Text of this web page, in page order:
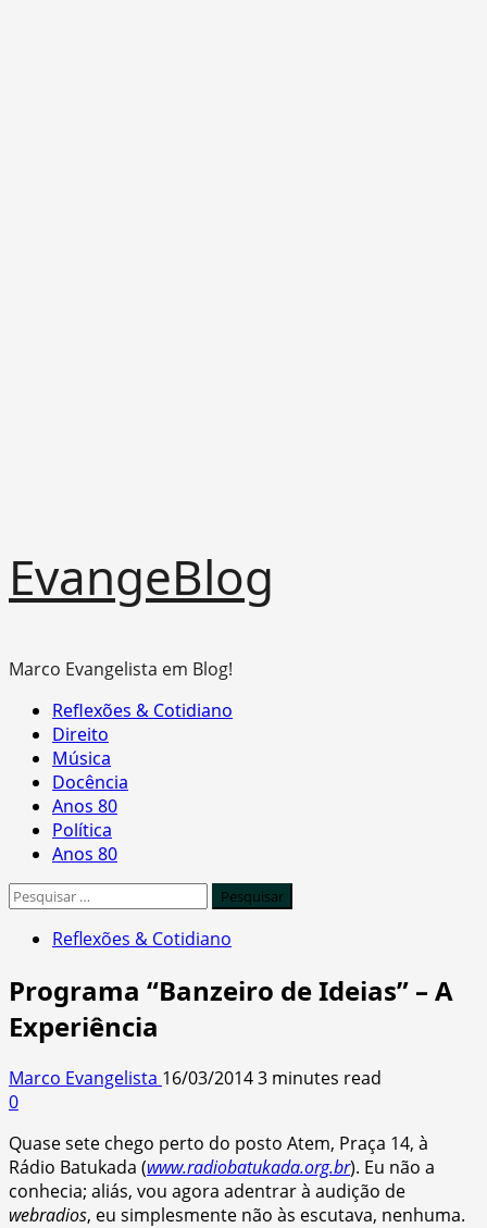
to
content
EvangeBlog
Marco Evangelista em Blog!
Primary
Menu
Reflexões & Cotidiano
Direito
Música
Docência
Anos 80
Política
Anos 80
Pesquisar
Reflexões & Cotidiano
Programa “Banzeiro de Ideias” – A
Experiência
Marco Evangelista 16/03/20143 minutes read
0
Quase sete chego perto do posto Atem, Praça 14, à
Rádio Batukada (www.radiobatukada.org.br). Eu não a
conhecia; aliás, vou agora adentrar à audição de
webradios, eu simplesmente não às escutava, nenhuma.